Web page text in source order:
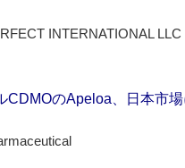
INTERNATIONAL LLC
CDMOのApeloa、日本市